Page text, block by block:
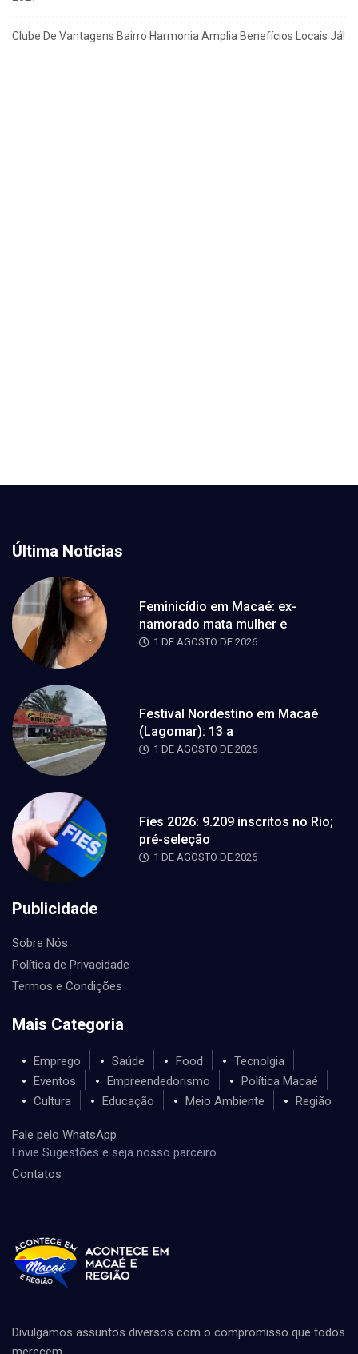
Clube De Vantagens Bairro Harmonia Amplia Benefícios Locais Já!
Última Notícias
Feminicídio em Macaé: ex-
namorado mata mulher e
1 DE AGOSTO DE 2026
Festival Nordestino em Macaé
(Lagomar): 13 a
1 DE AGOSTO DE 2026
Fies 2026: 9.209 inscritos no Rio;
pré-seleção
1 DE AGOSTO DE 2026
Publicidade
Sobre Nós
Política de Privacidade
Termos e Condições
Mais Categoria
Emprego Saúde Food
Tecnolgia
Eventos
Empreendedorismo
Política Macaé
Cultura
Educação Meio Ambiente Região
Fale pelo WhatsApp
Envie Sugestões e seja nosso parceiro
Contatos
Divulgamos assuntos diversos com o compromisso que todos